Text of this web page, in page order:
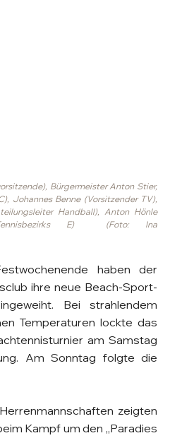
Bürgermeister Anton Stier,
Johannes Benne (Vorsitzender TV),
Handball), Anton Hönle
Tennisbezirks E)  (Foto: Ina
haben der
ihre neue Beach-Sport-
Bei strahlendem
Temperaturen lockte das
am Samstag
Am Sonntag folgte die
zeigten
Kampf um den „Paradies